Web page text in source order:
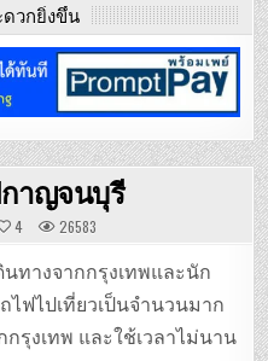
ดวกยิ่งขึ้น
าญจนบุรี
4 26583
ทางจากกรุงเทพและนัก
ไฟไปเที่ยวเป็นจำนวนมาก
กรุงเทพ และใช้เวลาไม่นาน